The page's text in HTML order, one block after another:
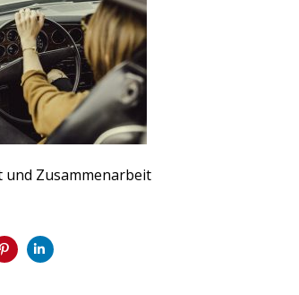
Zusammenarbeit